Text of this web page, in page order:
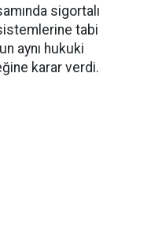
sigortalı
tabi
aynı hukuki
karar verdi.